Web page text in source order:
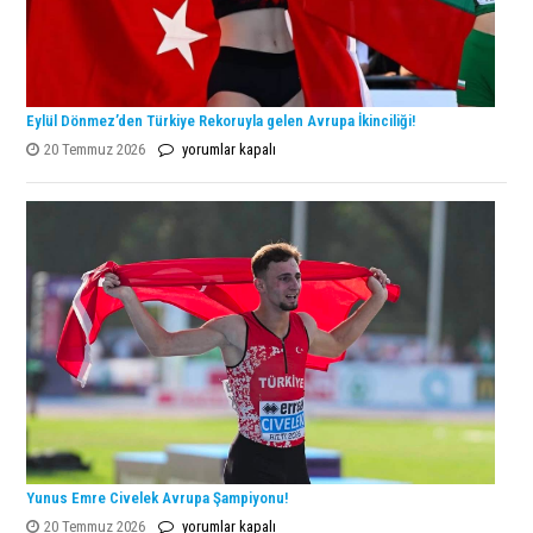
Eylül Dönmez’den Türkiye Rekoruyla gelen Avrupa İkinciliği!
20 Temmuz 2026
Eylül
Türkiye
gelen
Avrupa
İkinciliği!
yorumlar kapalı
Yunus Emre Civelek Avrupa Şampiyonu!
20 Temmuz 2026
Yunus
yorumlar kapalı